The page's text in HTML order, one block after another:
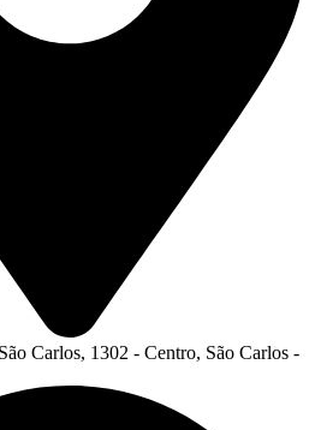
Carlos, 1302 - Centro, São Carlos -